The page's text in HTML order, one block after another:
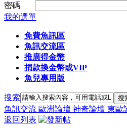
密碼
我的選單
免費魚訊區
魚訊交流區
推廣得金幣
捐款換金幣或VIP
魚兒專用版
搜索 搜
魚訊交流 歐洲論壇 神奇論壇 東歐
返回列表